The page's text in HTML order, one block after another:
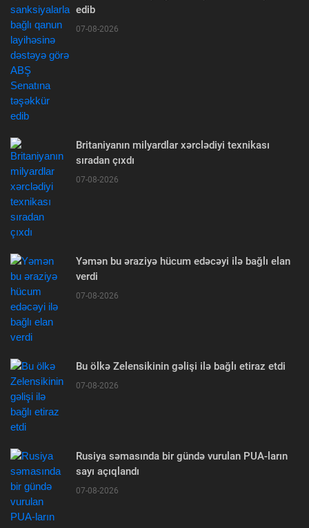
edib
07-08-2026
Britaniyanın milyardlar xərclədiyi texnikası
sıradan çıxdı
07-08-2026
Yəmən bu əraziyə hücum edəcəyi ilə bağlı elan
verdi
07-08-2026
Bu ölkə Zelensikinin gəlişi ilə bağlı etiraz etdi
07-08-2026
Rusiya səmasında bir gündə vurulan PUA-ların
sayı açıqlandı
07-08-2026